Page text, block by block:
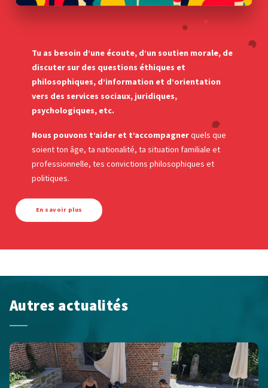
Tu as besoin d’une écoute, d’un soutien morale, de
discuter sur des questions éthiques et
philosophiques, d’information et d’orientation
vers des services sociaux, juridiques,
psychologiques, etc.
Nous pouvons t’aider et t’accompagnerquels que
soient ton âge, ta nationalité, ta situation familiale et
professionnelle, tes convictions philosophiques et
politiques.
En savoir plus
Autres actualités